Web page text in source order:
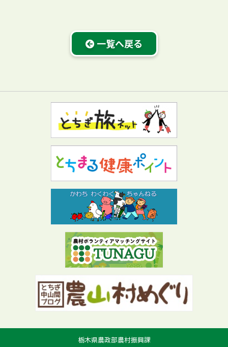
一覧へ戻る
栃木県農政部農村振興課